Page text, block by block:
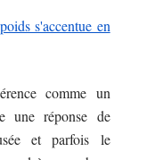
s'accentue en
comme un
une réponse de
et parfois le